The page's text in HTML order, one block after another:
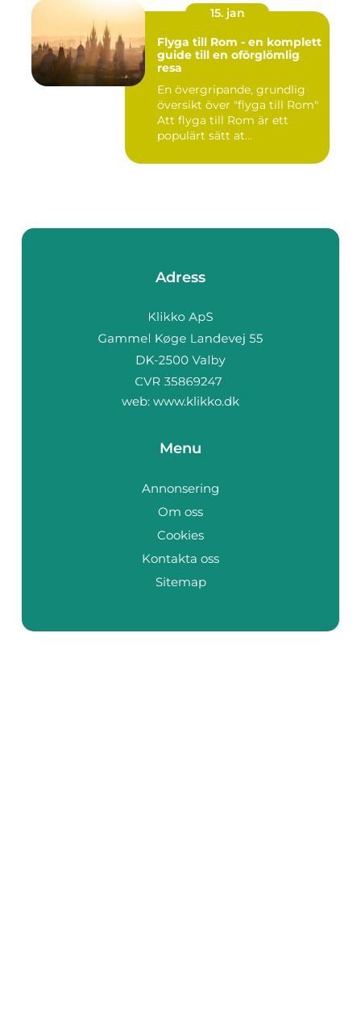
15. jan
Flyga till Rom - en komplett
guide till en oförglömlig
resa
En övergripande, grundlig
översikt över "flyga till Rom"
Att flyga till Rom är ett
populärt sätt at...
Adress
web: www.klikko.dk
Menu
Annonsering
Om oss
Cookies
Kontakta oss
Sitemap